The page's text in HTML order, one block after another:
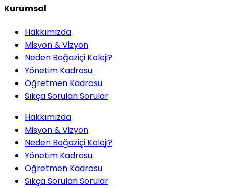
Kurumsal
Hakkımızda
Misyon & Vizyon
Neden Boğaziçi Koleji?
Yönetim Kadrosu
Öğretmen Kadrosu
Sıkça Sorulan Sorular
Hakkımızda
Misyon & Vizyon
Neden Boğaziçi Koleji?
Yönetim Kadrosu
Öğretmen Kadrosu
Sıkça Sorulan Sorular